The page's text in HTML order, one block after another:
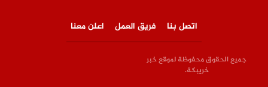
اتصل بنا فريق العمل اعلن معنا
جميع الحقوق محفوظة لموقع خبر
خريبكة.